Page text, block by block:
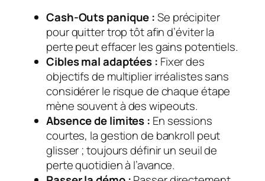
Cash‑Outs panique :Se précipiter
pour quitter trop tôt afin d’éviter la
perte peut effacer les gains potentiels.
Cibles mal adaptées : Fixer des
objectifs de multiplier irréalistes sans
considérer le risque de chaque étape
mène souvent à des wipeouts.
Absence de limites : En sessions
courtes, la gestion de bankroll peut
glisser ; toujours définir un seuil de
perte quotidien à l’avance.